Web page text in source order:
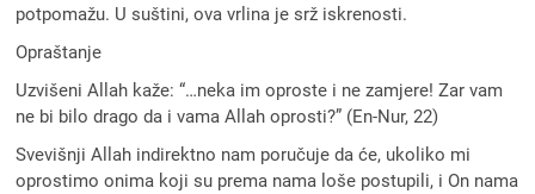
potpomažu. U suštini, ova vrlina je srž iskrenosti.
Opraštanje
Uzvišeni Allah kaže: “…neka im oproste i ne zamjere! Zar vam
ne bi bilo drago da i vama Allah oprosti?” (En-Nur, 22)
Svevišnji Allah indirektno nam poručuje da će, ukoliko mi
oprostimo onima koji su prema nama loše postupili, i On nama